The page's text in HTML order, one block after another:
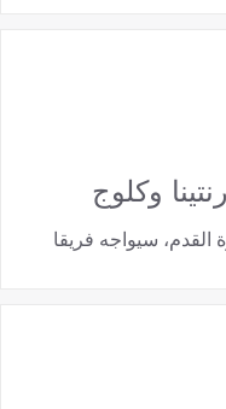
وكلوج
القدم، سيواجه فريقا